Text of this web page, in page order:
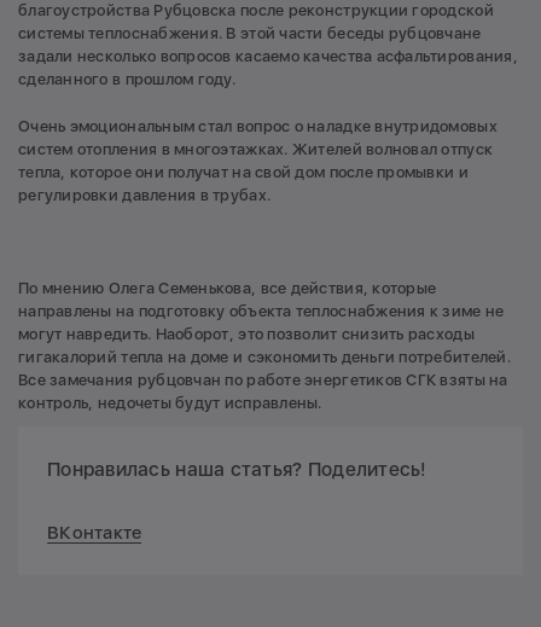
благоустройства Рубцовска после реконструкции городской
системы теплоснабжения. В этой части беседы рубцовчане
задали несколько вопросов касаемо качества асфальтирования,
сделанного в прошлом году.
Очень эмоциональным стал вопрос о наладке внутридомовых
систем отопления в многоэтажках. Жителей волновал отпуск
тепла, которое они получат на свой дом после промывки и
регулировки давления в трубах.
По мнению Олега Семенькова, все действия, которые
направлены на подготовку объекта теплоснабжения к зиме не
могут навредить. Наоборот, это позволит снизить расходы
гигакалорий тепла на доме и сэкономить деньги потребителей.
Все замечания рубцовчан по работе энергетиков СГК взяты на
контроль, недочеты будут исправлены.
Понравилась наша статья? Поделитесь!
ВКонтакте